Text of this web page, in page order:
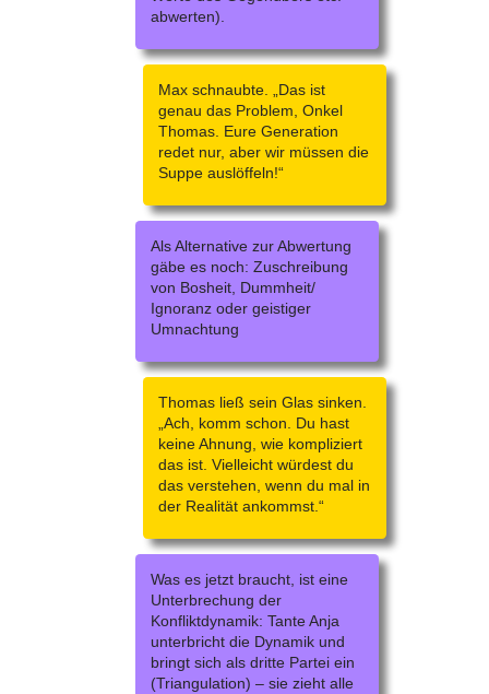
abwerten).
Max schnaubte. „Das ist
genau das Problem, Onkel
Thomas. Eure Generation
redet nur, aber wir müssen die
Suppe auslöffeln!“
Als Alternative zur Abwertung
gäbe es noch: Zuschreibung
von Bosheit, Dummheit/
Ignoranz oder geistiger
Umnachtung
Thomas ließ sein Glas sinken.
„Ach, komm schon. Du hast
keine Ahnung, wie kompliziert
das ist. Vielleicht würdest du
das verstehen, wenn du mal in
der Realität ankommst.“
Was es jetzt braucht, ist eine
Unterbrechung der
Konfliktdynamik: Tante Anja
unterbricht die Dynamik und
bringt sich als dritte Partei ein
(Triangulation) – sie zieht alle